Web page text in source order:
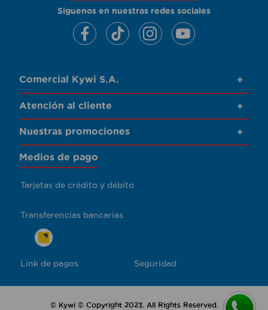
Siguenos en nuestras redes sociales
Comercial Kywi S.A. +
Atención al cliente +
Nuestras promociones +
Medios de pago
Tarjetas de crédito y débito
Transferencias bancarias
Link de pagos Seguridad
© Kywi © Copyright 2023. All Rights Reserved.